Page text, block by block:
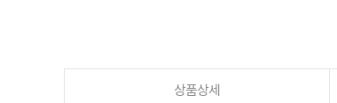
상품상세